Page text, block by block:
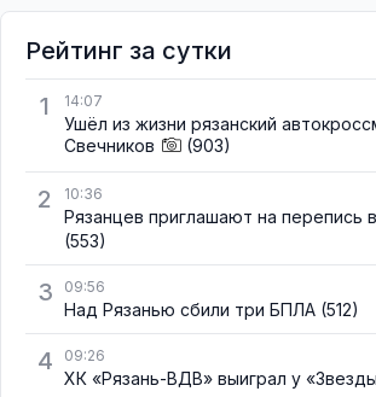
Рейтинг за сутки
1
14:07
Ушёл из жизни рязанский
Свечников
(903)
2 10:36
Рязанцев приглашают на перепись
(553)
3 09:56
Над Рязанью сбили три БПЛА (512)
4 09:26
ХК «Рязань-ВДВ» выиграл у